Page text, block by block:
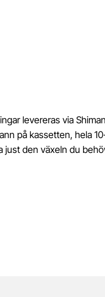
levereras via
på kassetten, hela
just den växeln du